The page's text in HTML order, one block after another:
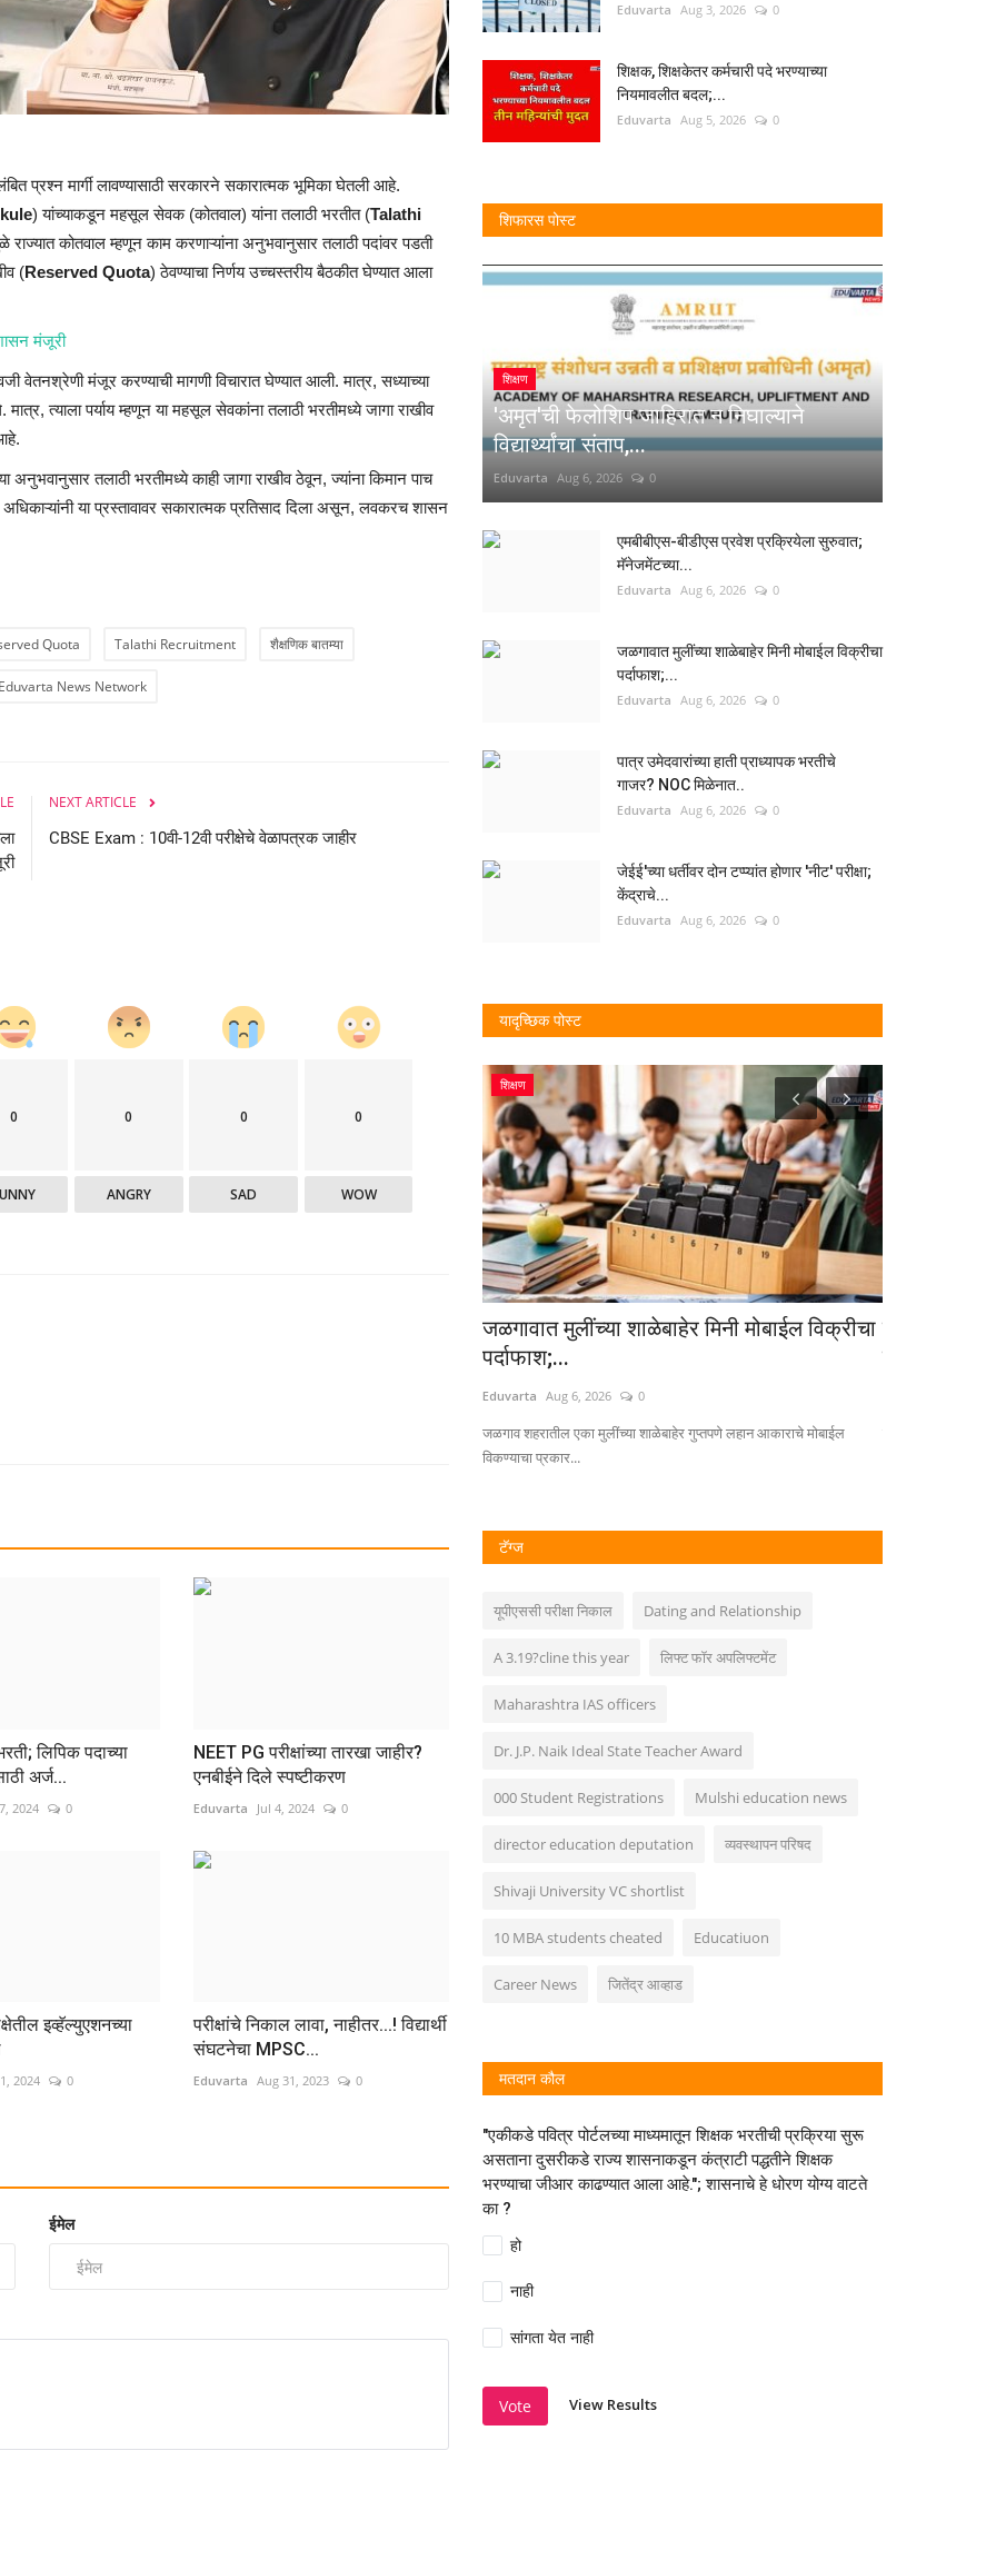
प्रश्न मार्गी लावण्यासाठी सरकारने सकारात्मक भूमिका घेतली आहे.
)यांच्याकडून महसूल सेवक (कोतवाल) यांना तलाठी भरतीत (Talathi
राज्यात कोतवाल म्हणून कामकरणाऱ्यांनाअनुभवानुसार तलाठी पदांवर पडती
(Reserved Quota)ठेवण्याचा निर्णयउच्चस्तरीयबैठकीत घेण्यात आला
मंजूरी
वेतनश्रेणी मंजूर करण्याची मागणी विचारात घेण्यात आली. मात्र, सध्याच्या
त्याला पर्याय म्हणून या महसूल सेवकांना तलाठी भरतीमध्ये जागा राखीव
अनुभवानुसार तलाठी भरतीमध्ये काही जागा राखीव ठेवून, ज्यांना किमान पाच
अधिकाऱ्यांनीया प्रस्तावावर सकारात्मक प्रतिसाद दिला असून, लवकरच शासन
Quota Talathi Recruitment शैक्षणिक बातम्या
Eduvarta News Network
NEXT ARTICLE
CBSE Exam : 10वी-12वी परीक्षेचे वेळापत्रक जाहीर
0 0
ANGRY
0
SAD
0
WOW
लिपिक पदाच्या
अर्ज...
2024 0
NEET PG परीक्षांच्या तारखा जाहीर?
एनबीईने दिले स्पष्टीकरण
Eduvarta Jul 4, 2024 0
इव्हॅल्युएशनच्या
2024 0
परीक्षांचे निकाल लावा, नाहीतर...! विद्यार्थी
संघटनेचा MPSC...
Eduvarta Aug 31, 2023 0
ईमेल
Eduvarta Aug 3, 2026 0
शिक्षक, शिक्षकेतर कर्मचारी पदे भरण्याच्या
नियमावलीत बदल;...
Eduvarta Aug 5, 2026 0
शिफारस पोस्ट
शिक्षण
'अमृत'ची फेलोशिप जाहिरात न निघाल्याने
विद्यार्थ्यांचा संताप,...
Eduvarta Aug 6, 2026 0
एमबीबीएस-बीडीएस प्रवेश प्रक्रियेला सुरुवात;
मॅनेजमेंटच्या...
Eduvarta Aug 6, 2026 0
जळगावात मुलींच्या शाळेबाहेर मिनी मोबाईल विक्रीचा
पर्दाफाश;...
Eduvarta Aug 6, 2026 0
पात्र उमेदवारांच्या हाती प्राध्यापक भरतीचे
गाजर? NOC मिळेनात..
Eduvarta Aug 6, 2026 0
जेईई'च्या धर्तीवर दोन टप्प्यांत होणार 'नीट' परीक्षा;
केंद्राचे...
Eduvarta Aug 6, 2026 0
यादृच्छिक पोस्ट
शिक्षण
जळगावात मुलींच्या शाळेबाहेर मिनी मोबाईल विक्रीचा
पर्दाफाश;...
Eduvarta Aug 6, 2026 0
जळगाव शहरातील एका मुलींच्या शाळेबाहेर गुप्तपणे लहान आकाराचे मोबाईल
विकण्याचा प्रकार...
टॅग्ज
यूपीएससी परीक्षा निकाल Dating and Relationship
A 3.19?cline this year लिफ्ट फॉर अपलिफ्टमेंट
Maharashtra IAS officers
Dr. J.P. Naik Ideal State Teacher Award
000 Student Registrations Mulshi education news
director education deputation व्यवस्थापन परिषद
Shivaji University VC shortlist
10 MBA students cheated Educatiuon
Career News जितेंद्र आव्हाड
मतदान कौल
"एकीकडे पवित्र पोर्टलच्या माध्यमातून शिक्षक भरतीची प्रक्रिया सुरू
असताना दुसरीकडे राज्य शासनाकडून कंत्राटी पद्धतीने शिक्षक
भरण्याचा जीआर काढण्यात आला आहे."; शासनाचे हे धोरण योग्य वाटते
का ?
हो
नाही
सांगता येत नाही
Vote View Results